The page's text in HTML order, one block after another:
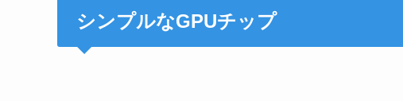
シンプルなGPUチップ